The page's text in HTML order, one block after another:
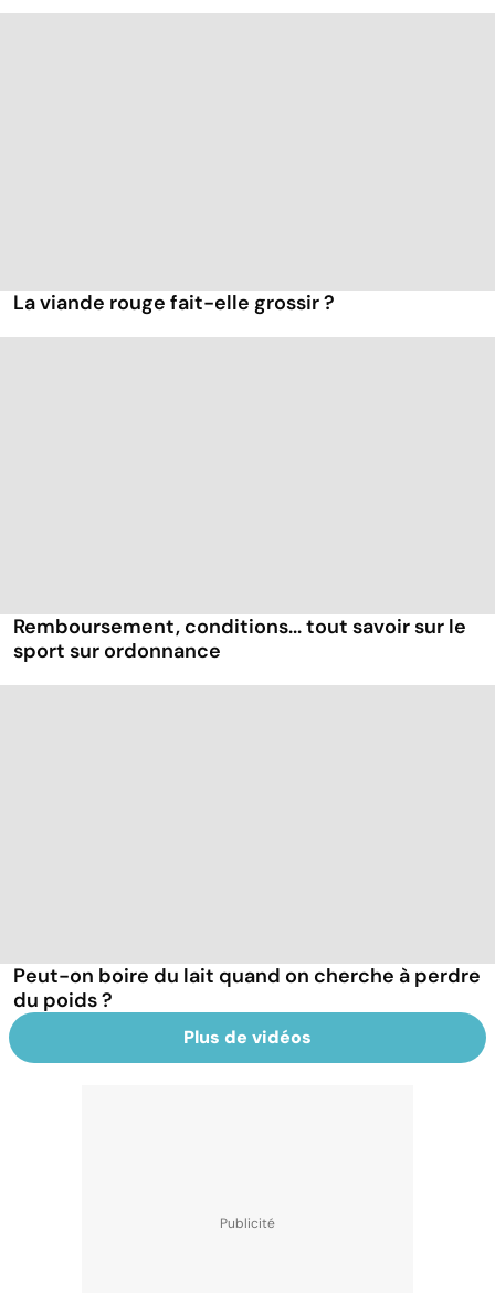
La viande rouge fait-elle grossir ?
Remboursement, conditions... tout savoir sur le
sport sur ordonnance
Peut-on boire du lait quand on cherche à perdre
du poids ?
Plus de vidéos